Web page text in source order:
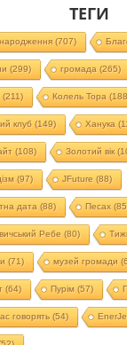
ТЕГИ
(707)
(299) громада (265)
(211) Колель Тора
клуб (149) Ханука
(108) Золотий вік
(97) JFuture (88)
дата (88) Песах
Ребе (80)
(71) музей громади
(64) Пурім (57)
говорять (54)